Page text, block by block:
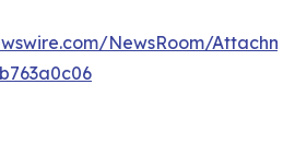
NewsRoom/